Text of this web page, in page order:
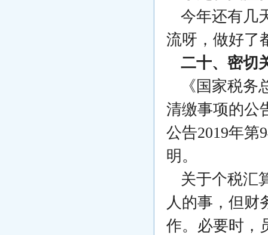
今年还有几
流呀，做好了
二十、密切
《国家税
清缴事项的公
公告2019年第
明。
关于个税汇
人的事，但财
作。必要时，